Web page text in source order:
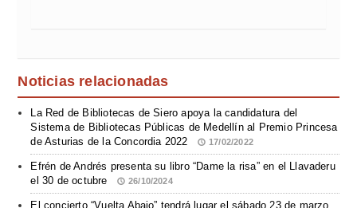
Noticias relacionadas
La Red de Bibliotecas de Siero apoya la candidatura del
Sistema de Bibliotecas Públicas de Medellín al Premio Princesa
de Asturias de la Concordia 2022
17/02/2022
Efrén de Andrés presenta su libro “Dame la risa” en el Llavaderu
el 30 de octubre
26/10/2024
El concierto “Vuelta Abajo” tendrá lugar el sábado 23 de marzo